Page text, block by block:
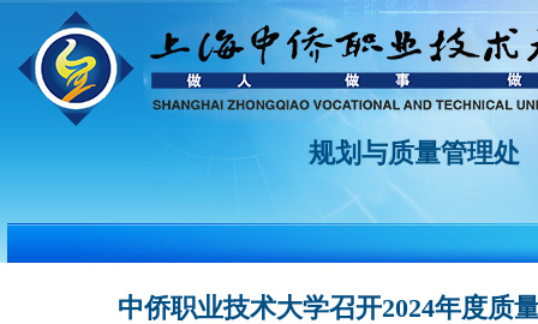
规划与质量管理处
中侨职业技术大学召开2024年度质